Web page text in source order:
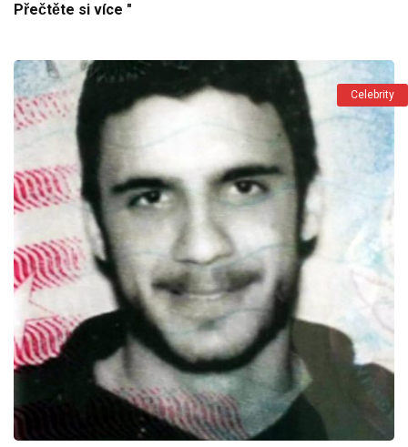
Přečtěte si více "
Celebrity